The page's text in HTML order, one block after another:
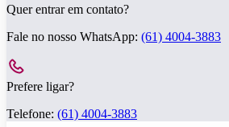
Quer entrar em contato?
Fale no nosso WhatsApp: (61) 4004-3883
Prefere ligar?
Telefone: (61) 4004-3883